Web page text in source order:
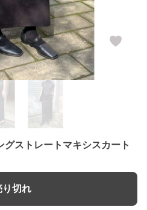
グストレートマキシスカート
り切れ